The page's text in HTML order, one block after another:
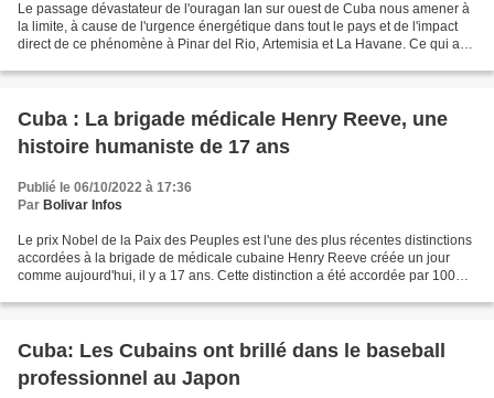
Le passage dévastateur de l'ouragan Ian sur ouest de Cuba nous amener à
la limite, à cause de l'urgence énergétique dans tout le pays et de l'impact
direct de ce phénomène à Pinar del Rio, Artemisia et La Havane. Ce qui a
Cuba : La brigade médicale Henry Reeve, une
histoire humaniste de 17 ans
Publié le 06/10/2022 à 17:36
Par Bolivar Infos
Le prix Nobel de la Paix des Peuples est l'une des plus récentes distinctions
accordées à la brigade de médicale cubaine Henry Reeve créée un jour
comme aujourd'hui, il y a 17 ans. Cette distinction a été accordée par 100
Cuba: Les Cubains ont brillé dans le baseball
professionnel au Japon